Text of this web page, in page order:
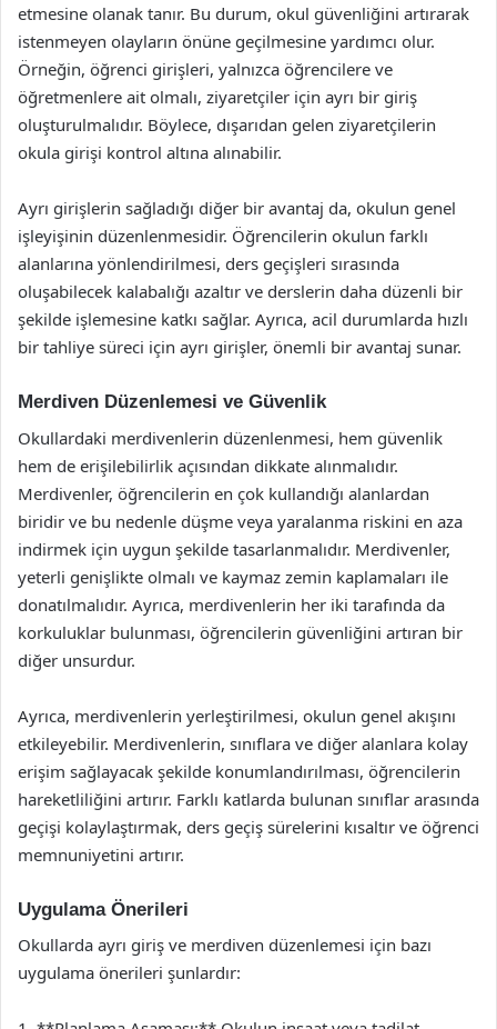
etmesine olanak tanır. Bu durum, okul güvenliğini artırarak
istenmeyen olayların önüne geçilmesine yardımcı olur.
Örneğin, öğrenci girişleri, yalnızca öğrencilere ve
öğretmenlere ait olmalı, ziyaretçiler için ayrı bir giriş
oluşturulmalıdır. Böylece, dışarıdan gelen ziyaretçilerin
okula girişi kontrol altına alınabilir.
Ayrı girişlerin sağladığı diğer bir avantaj da, okulun genel
işleyişinin düzenlenmesidir. Öğrencilerin okulun farklı
alanlarına yönlendirilmesi, ders geçişleri sırasında
oluşabilecek kalabalığı azaltır ve derslerin daha düzenli bir
şekilde işlemesine katkı sağlar. Ayrıca, acil durumlarda hızlı
bir tahliye süreci için ayrı girişler, önemli bir avantaj sunar.
Merdiven Düzenlemesi ve Güvenlik
Okullardaki merdivenlerin düzenlenmesi, hem güvenlik
hem de erişilebilirlik açısından dikkate alınmalıdır.
Merdivenler, öğrencilerin en çok kullandığı alanlardan
biridir ve bu nedenle düşme veya yaralanma riskini en aza
indirmek için uygun şekilde tasarlanmalıdır. Merdivenler,
yeterli genişlikte olmalı ve kaymaz zemin kaplamaları ile
donatılmalıdır. Ayrıca, merdivenlerin her iki tarafında da
korkuluklar bulunması, öğrencilerin güvenliğini artıran bir
diğer unsurdur.
Ayrıca, merdivenlerin yerleştirilmesi, okulun genel akışını
etkileyebilir. Merdivenlerin, sınıflara ve diğer alanlara kolay
erişim sağlayacak şekilde konumlandırılması, öğrencilerin
hareketliliğini artırır. Farklı katlarda bulunan sınıflar arasında
geçişi kolaylaştırmak, ders geçiş sürelerini kısaltır ve öğrenci
memnuniyetini artırır.
Uygulama Önerileri
Okullarda ayrı giriş ve merdiven düzenlemesi için bazı
uygulama önerileri şunlardır: